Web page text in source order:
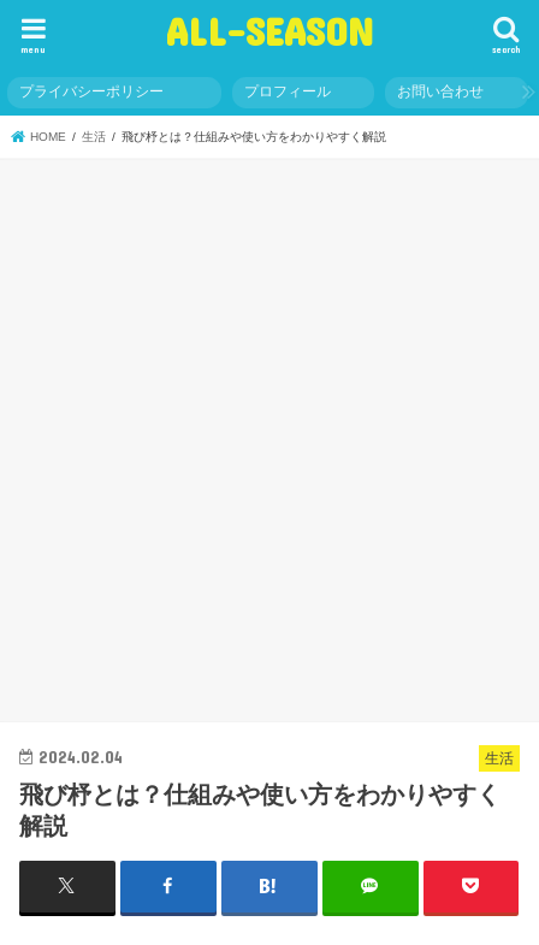
ALL-SEASON search
menu
プライバシーポリシー プロフィール お問い合わせ
HOME 生活 飛び杼とは？仕組みや使い方をわかりやすく解説
生活
2024.02.04
飛び杼とは？仕組みや使い方をわかりやすく
解説